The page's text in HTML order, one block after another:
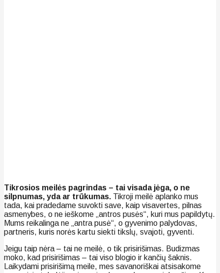
Tikrosios meilės pagrindas – tai visada jėga, o ne
silpnumas, yda ar trūkumas. Tikroji meilė aplanko mus
tada, kai pradedame suvokti save, kaip visavertes, pilnas
asmenybes, o ne ieškome „antros pusės“, kuri mus papildytų.
Mums reikalinga ne „antra pusė“, o gyvenimo palydovas,
partneris, kuris norės kartu siekti tikslų, svajoti, gyventi.
Jeigu taip nėra – tai ne meilė, o tik prisirišimas. Budizmas
moko, kad prisirišimas – tai viso blogio ir kančių šaknis.
Laikydami prisirišimą meile, mes savanoriškai atsisakome